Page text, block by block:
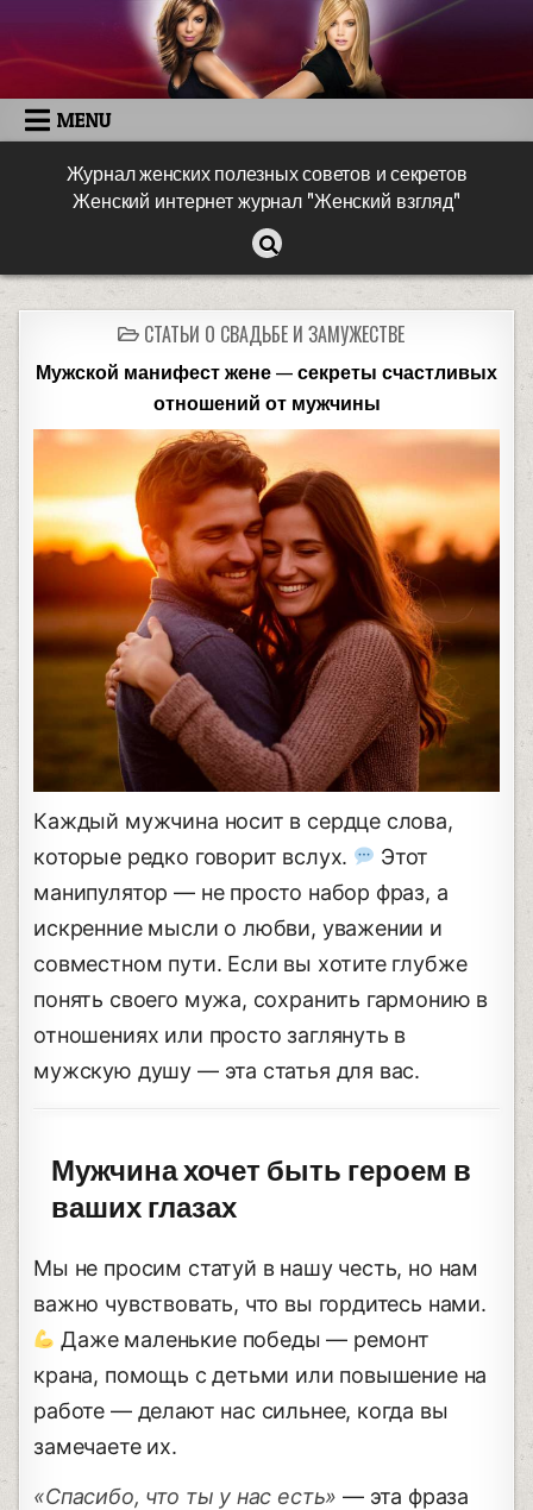
MENU
Журнал женских полезных советов и секретов
Женский интернет журнал "Женский взгляд"
СТАТЬИ О СВАДЬБЕ И ЗАМУЖЕСТВЕ
Мужской манифест жене — секреты счастливых
отношений от мужчины
Каждый мужчина носит в сердце слова,
которые редко говорит вслух.
Этот
манипулятор — не просто набор фраз, а
искренние мысли о любви, уважении и
совместном пути. Если вы хотите глубже
понять своего мужа, сохранить гармонию в
отношениях или просто заглянуть в
мужскую душу — эта статья для вас.
Мужчина хочет быть героем в
ваших глазах
Мы не просим статуй в нашу честь, но нам
важно чувствовать, что вы гордитесь нами.
Даже маленькие победы — ремонт
крана, помощь с детьми или повышение на
работе — делают нас сильнее, когда вы
замечаете их.
«Спасибо, что ты у нас есть» — эта фраза